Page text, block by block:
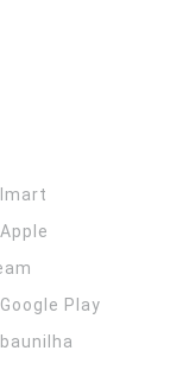
Play